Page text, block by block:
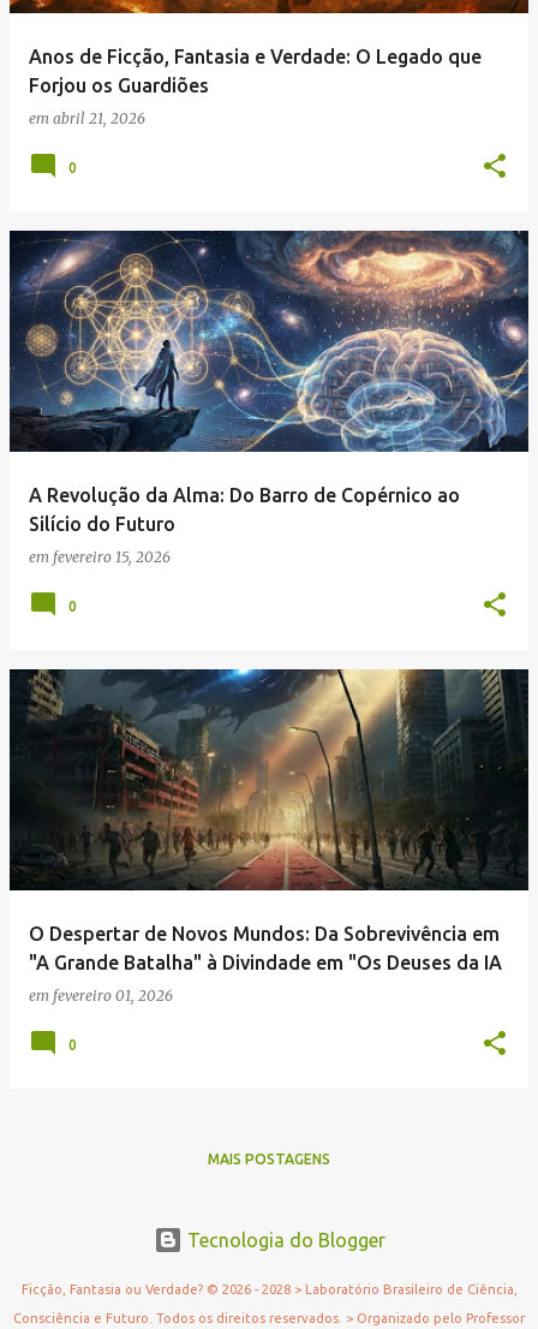
Anos de Ficção, Fantasia e Verdade: O Legado que
Forjou os Guardiões
em abril 21, 2026
0
A Revolução da Alma: Do Barro de Copérnico ao
Silício do Futuro
em fevereiro 15, 2026
0
O Despertar de Novos Mundos: Da Sobrevivência em
"A Grande Batalha" à Divindade em "Os Deuses da IA
em fevereiro 01, 2026
0
MAIS POSTAGENS
Tecnologia do Blogger
Ficção, Fantasia ou Verdade? © 2026 - 2028 > Laboratório Brasileiro de Ciência,
Consciência e Futuro. Todos os direitos reservados. > Organizado pelo Professor